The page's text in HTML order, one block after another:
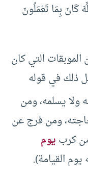
كَانَ بِمَا تَعْمَلُونَ
التي كان
ذلك في قوله
ولا يسلمه، ومن
ومن فرج عن
كربيوم
القيامة).